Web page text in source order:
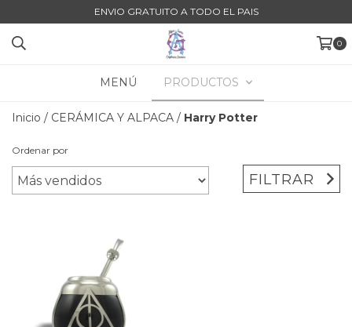
ENVIO GRATUITO A TODO EL PAIS
0
MENÚ PRODUCTOS
Inicio / CERÁMICA Y ALPACA / Harry Potter
Ordenar por
FILTRAR